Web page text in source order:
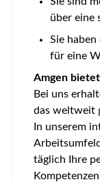
über eine
Sie
für eine
Amgen
Bei uns
das weltweit
In unserem
täglich Ihre